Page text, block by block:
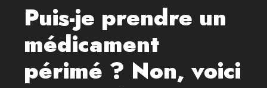
Puis-je prendre un
médicament
périmé ? Non, voici